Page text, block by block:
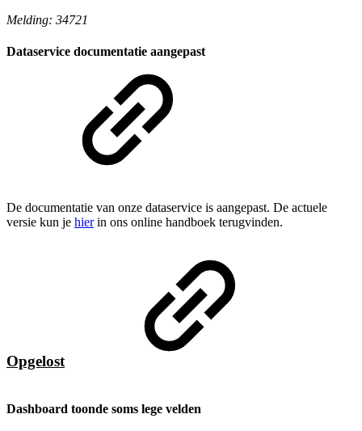
Melding: 34721
Dataservice documentatie aangepast
De documentatie van onze dataservice is aangepast. De actuele
versie kun je hierin ons online handboek terugvinden.
Opgelost
Dashboard toonde soms lege velden